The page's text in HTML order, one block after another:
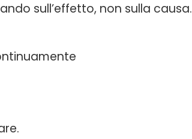
sull’effetto, non sulla causa.